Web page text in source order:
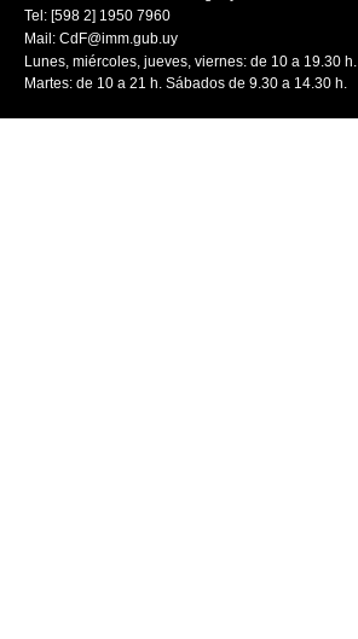
Tel: [598 2] 1950 7960
Mail: CdF@imm.gub.uy
Lunes, miércoles, jueves, viernes: de 10 a 19.30 h.
Martes: de 10 a 21 h. Sábados de 9.30 a 14.30 h.